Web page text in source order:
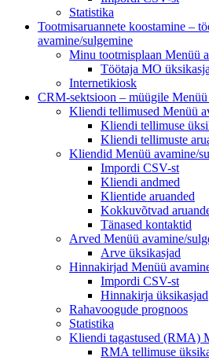
Statistika
Tootmisaruannete koostamine –
avamine/sulgemine
Minu tootmisplaan Menüü
Töötaja MO
Internetikiosk
CRM-sektsioon – müügile Menüü
Kliendi tellimused Menüü
Kliendi tellimuse
Kliendi tellimuste
Kliendid Menüü avamine/
Impordi CSV-st
Kliendi andmed
Klientide aruanded
Kokkuvõtvad
Tänased kontaktid
Arved Menüü avamine/
Arve üksikasjad
Hinnakirjad Menüü
Impordi CSV-st
Hinnakirja üksikasjad
Rahavoogude prognoos
Statistika
Kliendi tagastused (RMA)
RMA tellimuse